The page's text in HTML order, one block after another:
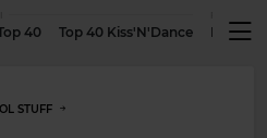
40 Top 40 Kiss'N'Dance
STUFF